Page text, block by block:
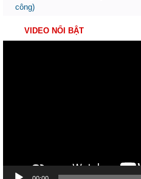
công)
VIDEO NỔI BẬT